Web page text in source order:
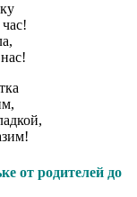
от родителей до